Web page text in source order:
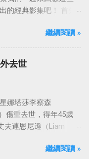
的經典影集吧！ 首先
Boat），這部影集最早
年5月24日於美國
249集。 令人懷念的愛
繼續閱讀 »
去世
娜塔莎李察森
傷重去世，得年45歲
夫連恩尼遜（Liam
空間撫平傷痛。繼續閱讀 »